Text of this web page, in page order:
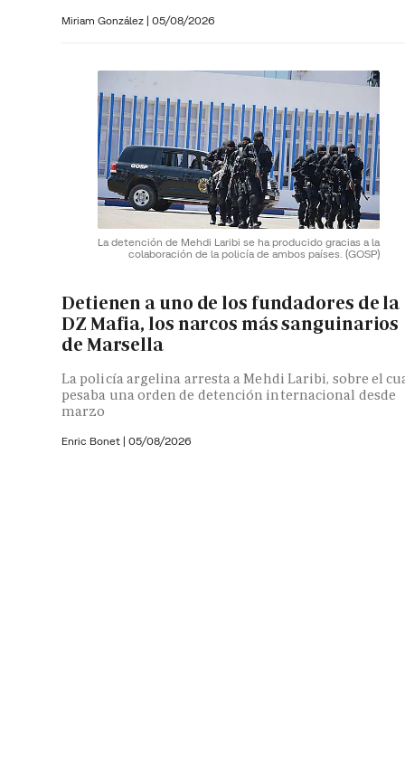
Miriam González | 05/08/2026
La detención de Mehdi Laribi se ha producido gracias a la
colaboración de la policía de ambos países. (GOSP)
Detienen a uno de los fundadores de la
DZ Mafia, los narcos más sanguinarios
de Marsella
La policía argelina arresta a Mehdi Laribi, sobre el
pesaba una orden de detención internacional desde
marzo
Enric Bonet | 05/08/2026